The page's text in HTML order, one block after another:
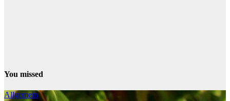
You missed
Allgemein